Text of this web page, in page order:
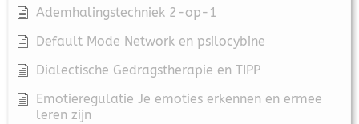
Ademhalingstechniek 2-op-1
Default Mode Network en psilocybine
Dialectische Gedragstherapie en TIPP
Emotieregulatie Je emoties erkennen en ermee
leren zijn